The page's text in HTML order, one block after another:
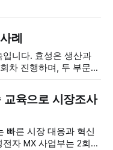
례
니다. 효성은 생산과
차 진행하며, 두 부문이
형 AI 도구 제작까지, 실
육 개요 * 교
육으로 시장조사
빠른 시장 대응과 혁신
자 MX 사업부는 2회차